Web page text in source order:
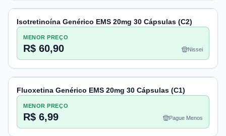
Isotretinoína Genérico EMS 20mg 30 Cápsulas (C2)
MENOR PREÇO
R$ 60,90 Nissei
Fluoxetina Genérico EMS 20mg 30 Cápsulas (C1)
MENOR PREÇO
R$ 6,99 Pague Menos